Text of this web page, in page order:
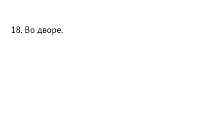
18. Во дворе.